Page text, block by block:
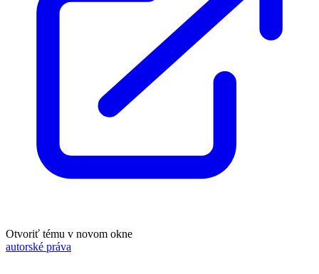
Otvoriť tému v novom okne
autorské práva